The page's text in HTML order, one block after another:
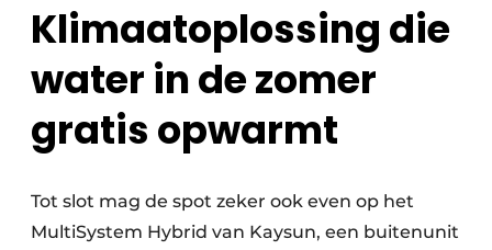
Klimaatoplossing die
water in de zomer
gratis opwarmt
Tot slot mag de spot zeker ook even op het
MultiSystem Hybrid van Kaysun, een buitenunit